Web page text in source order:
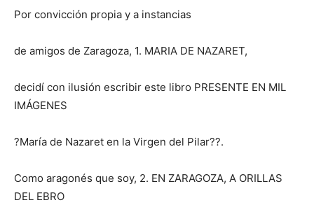
Por convicción propia y a instancias
de amigos de Zaragoza, 1. MARIA DE NAZARET,
decidí con ilusión escribir este libro PRESENTE EN MIL
IMÁGENES
?María de Nazaret en la Virgen del Pilar??.
Como aragonés que soy, 2. EN ZARAGOZA, A ORILLAS
DEL EBRO